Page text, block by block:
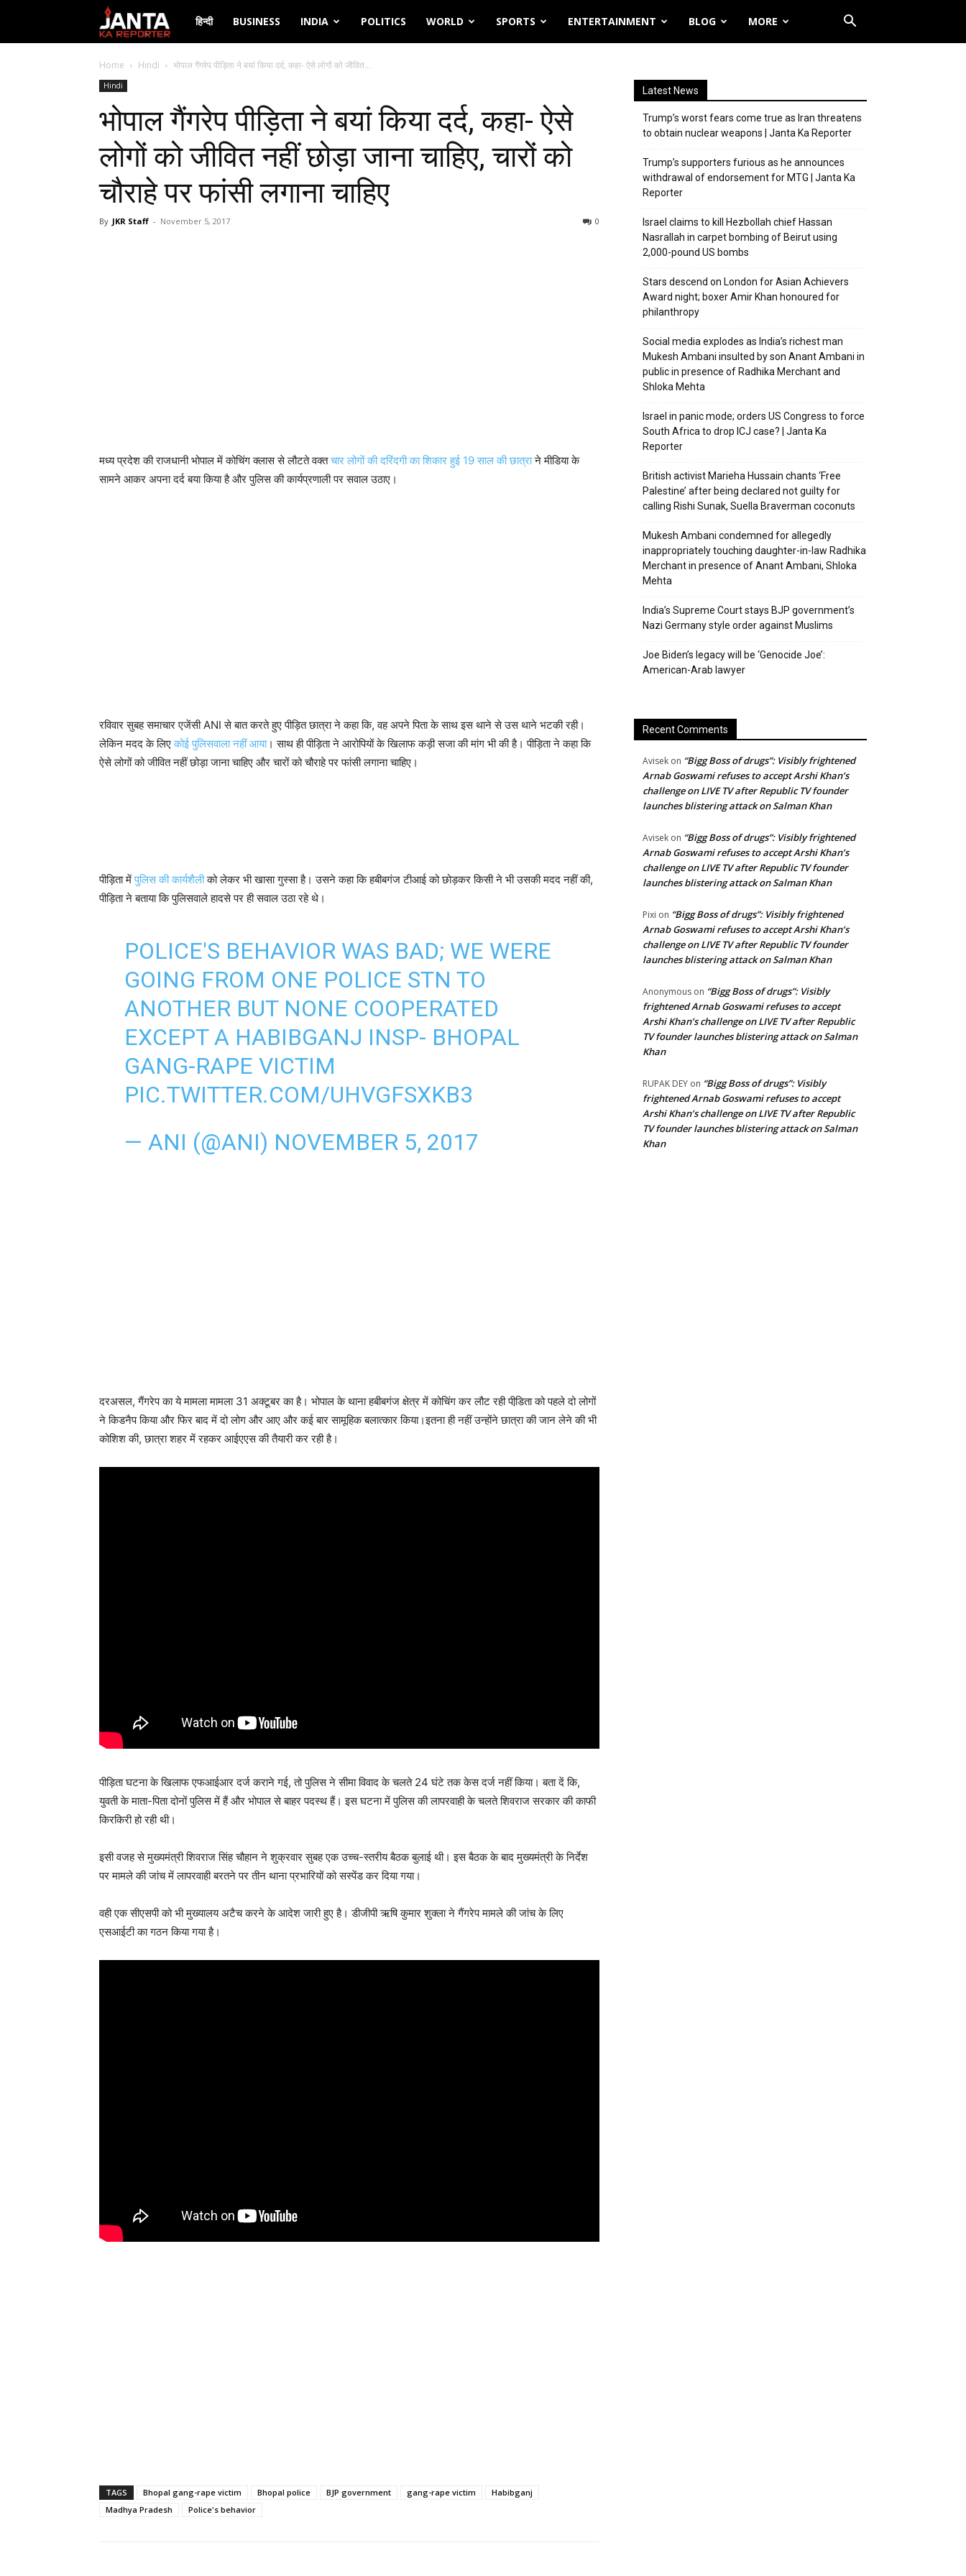
Janta
Ka
Reporter
हिन्दी BUSINESS INDIA POLITICS WORLD SPORTS ENTERTAINMENT BLOG MORE
Home Hindi भोपाल गैंगरेप पीड़िता ने बयां किया दर्द, कहा- ऐसे लोगों को जीवित...
Hindi
भोपाल गैंगरेप पीड़िता ने बयां किया दर्द, कहा- ऐसे
लोगों को जीवित नहीं छोड़ा जाना चाहिए, चारों को
चौराहे पर फांसी लगाना चाहिए
By JKR Staff - November 5, 2017 0
मध्य प्रदेश की राजधानी भोपाल में कोचिंग क्लास से लौटते वक्तचार लोगों की दरिंदगी का शिकार हुई 19 साल की छात्राने मीडिया के
सामने आकर अपना दर्द बया किया है और पुलिस की कार्यप्रणाली पर सवाल उठाए।
रविवार सुबह समाचार एजेंसी ANI से बात करते हुए पीड़ित छात्रा ने कहा कि, वह अपने पिता के साथ इस थाने से उस थाने भटकी रही।
लेकिन मदद के लिएकोई पुलिसवाला नहीं आया। साथ ही पीड़िता ने आरोपियों के खिलाफ कड़ी सजा की मांग भी की है। पीड़िता ने कहा कि
ऐसे लोगों को जीवित नहीं छोड़ा जाना चाहिए और चारों को चौराहे पर फांसी लगाना चाहिए।
पीड़िता मेंपुलिस की कार्यशैलीको लेकर भी खासा गुस्सा है। उसने कहा कि हबीबगंज टीआई को छोड़कर किसी ने भी उसकी मदद नहीं की,
पीड़िता ने बताया कि पुलिसवाले हादसे पर ही सवाल उठा रहे थे।
POLICE'S BEHAVIOR WAS BAD; WE WERE
GOING FROM ONE POLICE STN TO
ANOTHER BUT NONE COOPERATED
EXCEPT A HABIBGANJ INSP- BHOPAL
GANG-RAPE VICTIM
PIC.TWITTER.COM/UHVGFSXKB3
— ANI (@ANI) NOVEMBER 5, 2017
दरअसल, गैंगरेप का ये मामला मामला 31 अक्‍टूबर का है। भोपाल के थाना हबीबगंज क्षेत्र में कोचिंग कर लौट रही पीडि़ता को पहले दो लोगों
ने किडनैप किया और फिर बाद में दो लोग और आए और कई बार सामूहिक बलात्‍कार किया।इतना ही नहीं उन्होंने छात्रा की जान लेने की भी
कोशिश की, छात्रा शहर में रहकर आईएएस की तैयारी कर रही है।
पीड़िता घटना के खिलाफ एफआईआर दर्ज कराने गई, तो पुलिस ने सीमा विवाद के चलते 24 घंटे तक केस दर्ज नहीं किया। बता दें कि,
युवती के माता-पिता दोनों पुलिस में हैं और भोपाल से बाहर पदस्थ हैं। इस घटना में पुलिस की लापरवाही के चलते शिवराज सरकार की काफी
किरकिरी हो रही थी।
इसी वजह से मुख्यमंत्री शिवराज सिंह चौहान ने शुक्रवार सुबह एक उच्च-स्तरीय बैठक बुलाई थी। इस बैठक के बाद मुख्यमंत्री के निर्देश
पर मामले की जांच में लापरवाही बरतने पर तीन थाना प्रभारियों को सस्पेंड कर दिया गया।
वही एक सीएसपी को भी मुख्यालय अटैच करने के आदेश जारी हुए है। डीजीपी ऋषि कुमार शुक्ला ने गैंगरेप मामले की जांच के लिए
एसआईटी का गठन किया गया है।
TAGS Bhopal gang-rape victim Bhopal police BJP government gang-rape victim
Habibganj
Madhya Pradesh
Police's behavior
Latest News
Trump’s worst fears come true as Iran threatens
to obtain nuclear weapons | Janta Ka Reporter
Trump’s supporters furious as he announces
withdrawal of endorsement for MTG | Janta Ka
Reporter
Israel claims to kill Hezbollah chief Hassan
Nasrallah in carpet bombing of Beirut using
2,000-pound US bombs
Stars descend on London for Asian Achievers
Award night; boxer Amir Khan honoured for
philanthropy
Social media explodes as India’s richest man
Mukesh Ambani insulted by son Anant Ambani in
public in presence of Radhika Merchant and
Shloka Mehta
Israel in panic mode; orders US Congress to force
South Africa to drop ICJ case? | Janta Ka
Reporter
British activist Marieha Hussain chants ‘Free
Palestine’ after being declared not guilty for
calling Rishi Sunak, Suella Braverman coconuts
Mukesh Ambani condemned for allegedly
inappropriately touching daughter-in-law Radhika
Merchant in presence of Anant Ambani, Shloka
Mehta
India’s Supreme Court stays BJP government’s
Nazi Germany style order against Muslims
Joe Biden’s legacy will be ‘Genocide Joe’:
American-Arab lawyer
Recent Comments
Avisek on “Bigg Boss of drugs”: Visibly frightened
Arnab Goswami refuses to accept Arshi Khan’s
challenge on LIVE TV after Republic TV founder
launches blistering attack on Salman Khan
Avisek on “Bigg Boss of drugs”: Visibly frightened
Arnab Goswami refuses to accept Arshi Khan’s
challenge on LIVE TV after Republic TV founder
launches blistering attack on Salman Khan
Pixi on “Bigg Boss of drugs”: Visibly frightened
Arnab Goswami refuses to accept Arshi Khan’s
challenge on LIVE TV after Republic TV founder
launches blistering attack on Salman Khan
Anonymous on “Bigg Boss of drugs”: Visibly
frightened Arnab Goswami refuses to accept
Arshi Khan’s challenge on LIVE TV after Republic
TV founder launches blistering attack on Salman
Khan
RUPAK DEY on “Bigg Boss of drugs”: Visibly
frightened Arnab Goswami refuses to accept
Arshi Khan’s challenge on LIVE TV after Republic
TV founder launches blistering attack on Salman
Khan